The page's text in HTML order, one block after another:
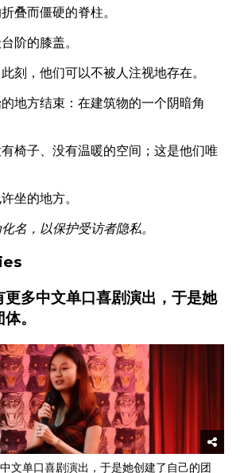
叠而僵硬的脊柱。
阶的膝盖。
刻，他们可以不被人注视地存在。
地方结束：在建筑物的一个阴暗角
椅子、没有温暖的空间；这是他们唯
坐的地方。
名，以保护受访者隐私。
更多中文单口喜剧演出，于是她
。
文单口喜剧演出，于是她创建了自己的团